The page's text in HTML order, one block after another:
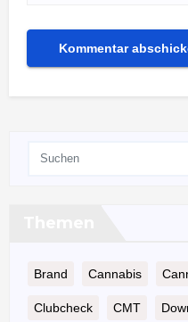
Brand Cannabis
Clubcheck CMT